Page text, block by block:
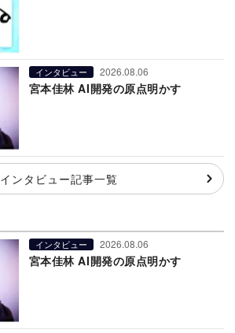
インタビュー 2026.08.06
宮本佳林 AI開発の原点明かす
インタビュー記事一覧
インタビュー 2026.08.06
宮本佳林 AI開発の原点明かす